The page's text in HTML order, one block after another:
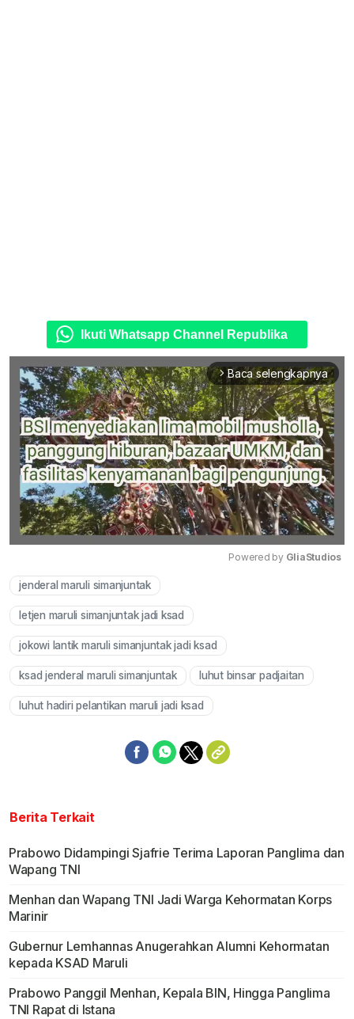
Ikuti Whatsapp Channel Republika
arrow_forward_ios Baca selengkapnya
Powered by GliaStudios
jenderal maruli simanjuntak
letjen maruli simanjuntak jadi ksad
jokowi lantik maruli simanjuntak jadi ksad
ksad jenderal maruli simanjuntak luhut binsar padjaitan
luhut hadiri pelantikan maruli jadi ksad
Berita Terkait
Prabowo Didampingi Sjafrie Terima Laporan Panglima dan
Wapang TNI
Menhan dan Wapang TNI Jadi Warga Kehormatan Korps
Marinir
Gubernur Lemhannas Anugerahkan Alumni Kehormatan
kepada KSAD Maruli
Prabowo Panggil Menhan, Kepala BIN, Hingga Panglima
TNI Rapat di Istana